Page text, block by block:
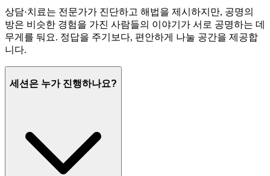
상담·치료는 전문가가 진단하고 해법을 제시하지만, 공명의
방은 비슷한 경험을 가진 사람들의 이야기가 서로 공명하는 데
무게를 둬요. 정답을 주기보다, 편안하게 나눌 공간을 제공합
니다.
세션은 누가 진행하나요?